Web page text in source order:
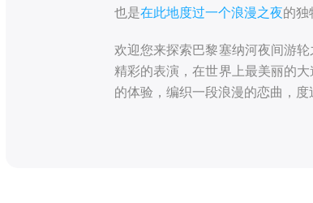
也是在此地度过一个浪漫之夜的独
欢迎您来探索巴黎塞纳河夜间游
精彩的表演，在世界上最美丽的
的体验，编织一段浪漫的恋曲，度